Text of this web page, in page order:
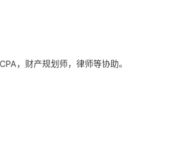
，财产规划师，律师等协助。